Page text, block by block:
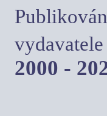
2000 -